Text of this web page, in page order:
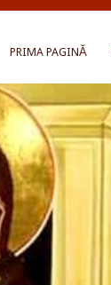
PRIMA PAGINĂ